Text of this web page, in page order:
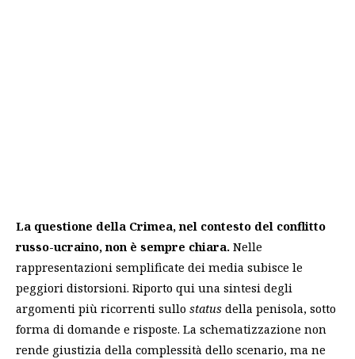
La questione della Crimea, nel contesto del conflitto
russo-ucraino, non è sempre chiara. Nelle
rappresentazioni semplificate dei media subisce le
peggiori distorsioni. Riporto qui una sintesi degli
argomenti più ricorrenti sullo status della penisola, sotto
forma di domande e risposte. La schematizzazione non
rende giustizia della complessità dello scenario, ma ne